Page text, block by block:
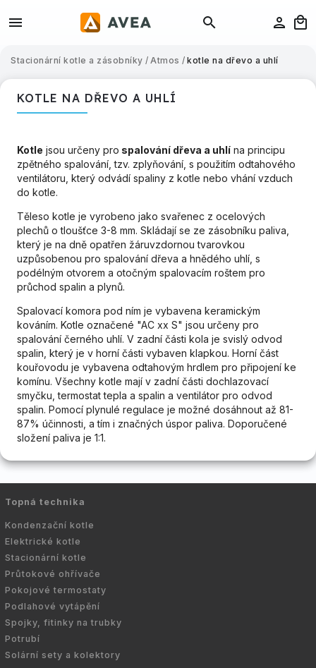
Stacionární kotle a zásobníky / Atmos / kotle na dřevo a uhlí
KOTLE NA DŘEVO A UHLÍ
Kotle jsou určeny pro spalování dřeva a uhlí na principu
zpětného spalování, tzv. zplyňování, s použitím odtahového
ventilátoru, který odvádí spaliny z kotle nebo vhání vzduch
do kotle.
Těleso kotle je vyrobeno jako svařenec z ocelových
plechů o tloušťce 3-8 mm. Skládají se ze zásobníku paliva,
který je na dně opatřen žáruvzdornou tvarovkou
uzpůsobenou pro spalování dřeva a hnědého uhlí, s
podélným otvorem a otočným spalovacím roštem pro
průchod spalin a plynů.
Spalovací komora pod ním je vybavena keramickým
kováním. Kotle označené "AC xx S" jsou určeny pro
spalování černého uhlí. V zadní části kola je svislý odvod
spalin, který je v horní části vybaven klapkou. Horní část
kouřovodu je vybavena odtahovým hrdlem pro připojení ke
komínu. Všechny kotle mají v zadní části dochlazovací
smyčku, termostat tepla a spalin a ventilátor pro odvod
spalin. Pomocí plynulé regulace je možné dosáhnout až 81-
87% účinnosti, a tím i značných úspor paliva. Doporučené
složení paliva je 1:1.
Topná technika
Kondenzační kotle
Elektrické kotle
Stacionární kotle
Průtokové ohřívače
Pokojové termostaty
Podlahové vytápění
Spojky, fitinky na trubky
Potrubí
Solární sety a kolektory